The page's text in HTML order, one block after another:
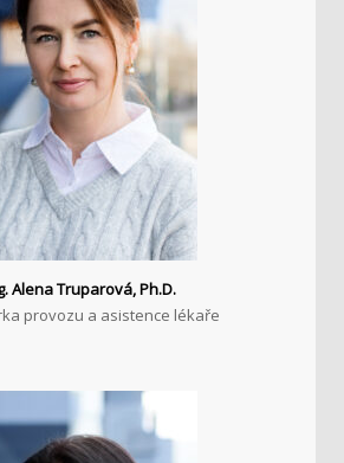
Alena Truparová, Ph.D.
provozu a asistence lékaře